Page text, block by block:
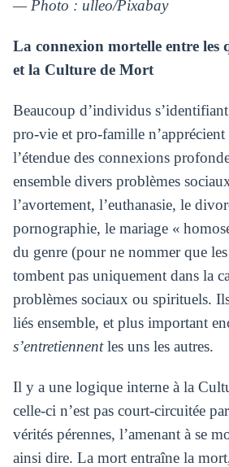
— Photo : ulleo/Pixabay
La connexion mortelle entre les
et la Culture de Mort
Beaucoup d’individus
pro-vie et pro-famille n’apprécient
l’étendue des connexions
ensemble divers problèmes
l’avortement, l’euthanasie, le
pornographie, le mariage «
du genre (pour ne nommer que
tombent pas uniquement dans la
problèmes sociaux ou spirituels.
liés ensemble, et plus important
s’entretiennentles uns les autres.
Il y a une logique interne à la
celle-ci n’est pas court-circuitée
vérités pérennes, l’amenant à se
ainsi dire. La mort entraîne la